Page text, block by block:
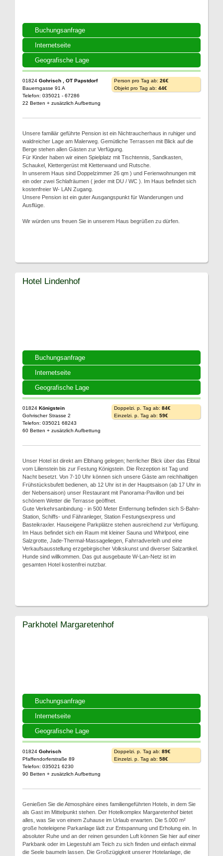
Buchungsanfrage
Internetseite
Geografische Lage
01824 Gohrisch , OT Papstdorf
Bauerngasse 91 A
Telefon: 035021 - 67286
22 Betten + zusätzlich Aufbettung
Person pro Tag ab: 26€
Objekt pro Tag ab: 44€
Unsere familiär geführte Pension ist ein Nichtraucherhaus in ruhiger und
waldreicher Lage am Malerweg. Gemütliche Terrassen mit Blick auf die
Berge stehen allen Gästen zur Verfügung.
Für Kinder haben wir einen Spielplatz mit Tischtennis, Sandkasten,
Schaukel, Klettergerüst mit Kletterwand und Rutsche.
In unserem Haus sind Doppelzimmer 26 qm ) und Ferienwohnungen mit
ein oder zwei Schlafräumen ( jeder mit DU / WC ). Im Haus befindet sich
kostenfreier W- LAN Zugang.
Unsere Pension ist ein guter Ausgangspunkt für Wanderungen und
Ausflüge.
Wir würden uns freuen Sie in unserem Haus begrüßen zu dürfen.
Buchungsanfrage
Internetseite
Geografische Lage
Hotel Lindenhof
01824 Königstein
Gohrischer Strasse 2
Telefon: 035021 68243
60 Betten + zusätzlich Aufbettung
Doppelzi. p. Tag ab: 84€
Einzelzi. p. Tag ab: 59€
Unser Hotel ist direkt am Elbhang gelegen; herrlicher Blick über das Elbtal
vom Lilienstein bis zur Festung Königstein. Die Rezeption ist Tag und
Nacht besetzt. Von 7-10 Uhr können sich unsere Gäste am reichhaltigen
Frühstücksbufett bedienen, ab 12 Uhr ist in der Hauptsaison (ab 17 Uhr in
der Nebensaison) unser Restaurant mit Panorama-Pavillon und bei
schönem Wetter die Terrasse geöffnet.
Gute Verkehrsanbindung - in 500 Meter Entfernung befinden sich S-Bahn-
Station, Schiffs- und Fähranleger, Station Festungsexpress und
Basteikraxler. Hauseigene Parkplätze stehen ausreichend zur Verfügung.
Im Haus befindet sich ein Raum mit kleiner Sauna und Whirlpool, eine
Salzgrotte, Jade-Thermal-Massageliegen, Fahrradverleih und eine
Verkaufsausstellung erzgebirgischer Volkskunst und diverser Salzartikel.
Hunde sind willkommen. Das gut ausgebaute W-Lan-Netz ist im
gesamten Hotel kostenfrei nutzbar.
Buchungsanfrage
Internetseite
Geografische Lage
Parkhotel Margaretenhof
01824 Gohrisch
Pfaffendorferstraße 89
Telefon: 035021 6230
90 Betten + zusätzlich Aufbettung
Doppelzi. p. Tag ab: 89€
Einzelzi. p. Tag ab: 58€
Genießen Sie die Atmosphäre eines familiengeführten Hotels, in dem Sie
als Gast im Mittelpunkt stehen. Der Hotelkomplex Margaretenhof bietet
alles, was Sie von einem Zuhause im Urlaub erwarten. Die 5.000 m²
große hoteleigene Parkanlage lädt zur Entspannung und Erholung ein. In
absoluter Ruhe und an der reinen gesunden Luft können Sie hier auf einer
Parkbank oder im Liegestuhl am Teich zu sich finden und einfach einmal
die Seele baumeln lassen. Die Großzügigkeit unserer Hotelanlage, die